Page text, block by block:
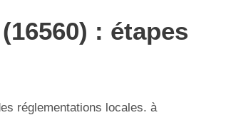
: étapes
réglementations locales. à